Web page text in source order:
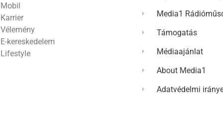
Mobil
Karrier
Vélemény
E-kereskedelem
Lifestyle
Media1
Támogatás
Médiaajánlat
About Media1
Adatvédelmi